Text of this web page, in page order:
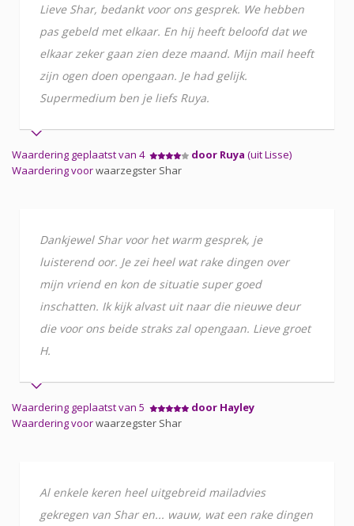
Lieve Shar, bedankt voor ons gesprek. We hebben
pas gebeld met elkaar. En hij heeft beloofd dat we
elkaar zeker gaan zien deze maand. Mijn mail heeft
zijn ogen doen opengaan. Je had gelijk.
Supermedium ben je liefs Ruya.
Waardering geplaatst van 4 door Ruya (uit Lisse)
Waardering voorwaarzegster Shar
Dankjewel Shar voor het warm gesprek, je
luisterend oor. Je zei heel wat rake dingen over
mijn vriend en kon de situatie super goed
inschatten. Ik kijk alvast uit naar die nieuwe deur
die voor ons beide straks zal opengaan. Lieve groet
H.
Waardering geplaatst van 5
door Hayley
Waardering voorwaarzegster Shar
Al enkele keren heel uitgebreid mailadvies
gekregen van Shar en... wauw, wat een rake dingen